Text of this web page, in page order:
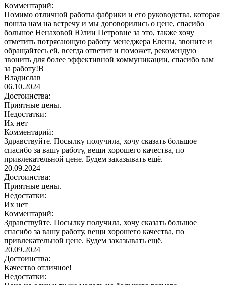
Комментарий:
Помимо отличной работы фабрики и его руководства, которая
пошла нам на встречу и мы договорились о цене, спасибо
большое Ненаховой Юлии Петровне за это, также хочу
отметить потрясающую работу менеджера Елены, звоните и
обращайтесь ей, всегда ответит и поможет, рекомендую
звонить для более эффективной коммуникации, спасибо вам
за работу!В
Владислав
06.10.2024
Достоинства:
Приятные цены.
Недостатки:
Их нет
Комментарий:
Здравствуйте. Посылку получила, хочу сказать большое
спасибо за вашу работу, вещи хорошего качества, по
привлекательной цене. Будем заказывать ещё.
20.09.2024
Достоинства:
Приятные цены.
Недостатки:
Их нет
Комментарий:
Здравствуйте. Посылку получила, хочу сказать большое
спасибо за вашу работу, вещи хорошего качества, по
привлекательной цене. Будем заказывать ещё.
20.09.2024
Достоинства:
Качество отличное!
Недостатки: